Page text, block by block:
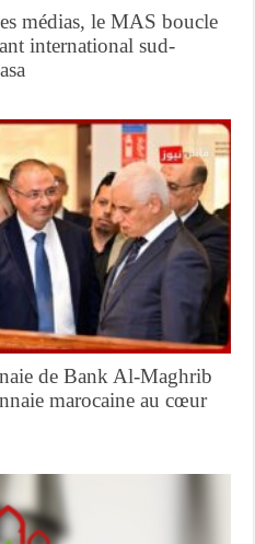
médias, le MAS boucle
international sud-
de Bank Al-Maghrib
marocaine au cœur